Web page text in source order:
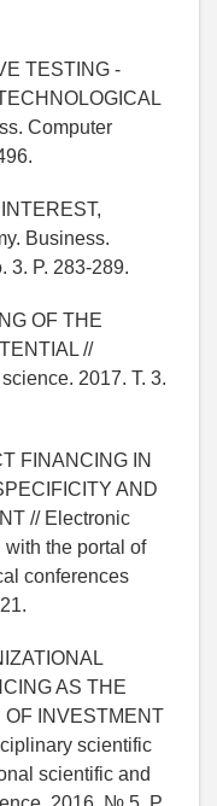
TESTING -
Computer
Business.
3. P. 283-289.
OF THE
//
2017. T. 3.
FINANCING IN
AND
// Electronic
the portal of
conferences
AS THE
OF INVESTMENT
scientific
scientific and